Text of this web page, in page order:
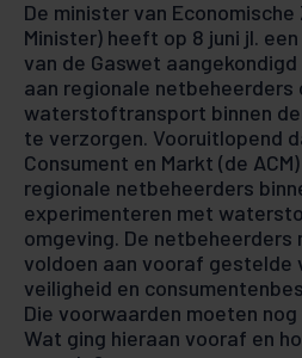
De minister van
Minister) heeft op 8 juni jl.
van de Gaswet
aan regionale netbeheerders
waterstoftransport binnen
te verzorgen. Vooruitlopend
Consument en Markt (de
regionale netbeheerders
experimenteren met
omgeving. De
voldoen aan vooraf gestelde
veiligheid en
Die voorwaarden moeten
Wat ging hieraan vooraf en